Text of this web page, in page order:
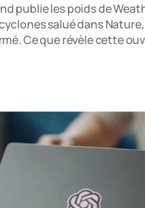
publie les poids de
salué dans
Ce que révèle cette